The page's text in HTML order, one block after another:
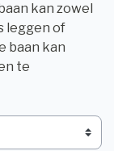
kan zowel
leggen of
baan kan
te